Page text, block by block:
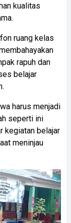
kualitas
ruang kelas
rapuh dan
belajar
harus menjadi
seperti ini
kegiatan belajar
meninjau